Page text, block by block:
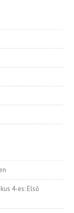
4-es: Első